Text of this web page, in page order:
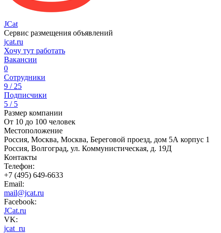
JCat
Сервис размещения объявлений
jcat.ru
Хочу тут работать
Вакансии
0
Сотрудники
9 / 25
Подписчики
5 / 5
Размер компании
От 10 до 100 человек
Местоположение
Россия, Москва, Москва, Береговой проезд, дом 5А корпус 1
Россия, Волгоград, ул. Коммунистическая, д. 19Д
Контакты
Телефон:
+7 (495) 649-6633
Email:
mail@jcat.ru
Facebook:
JCat.ru
VK:
jcat_ru